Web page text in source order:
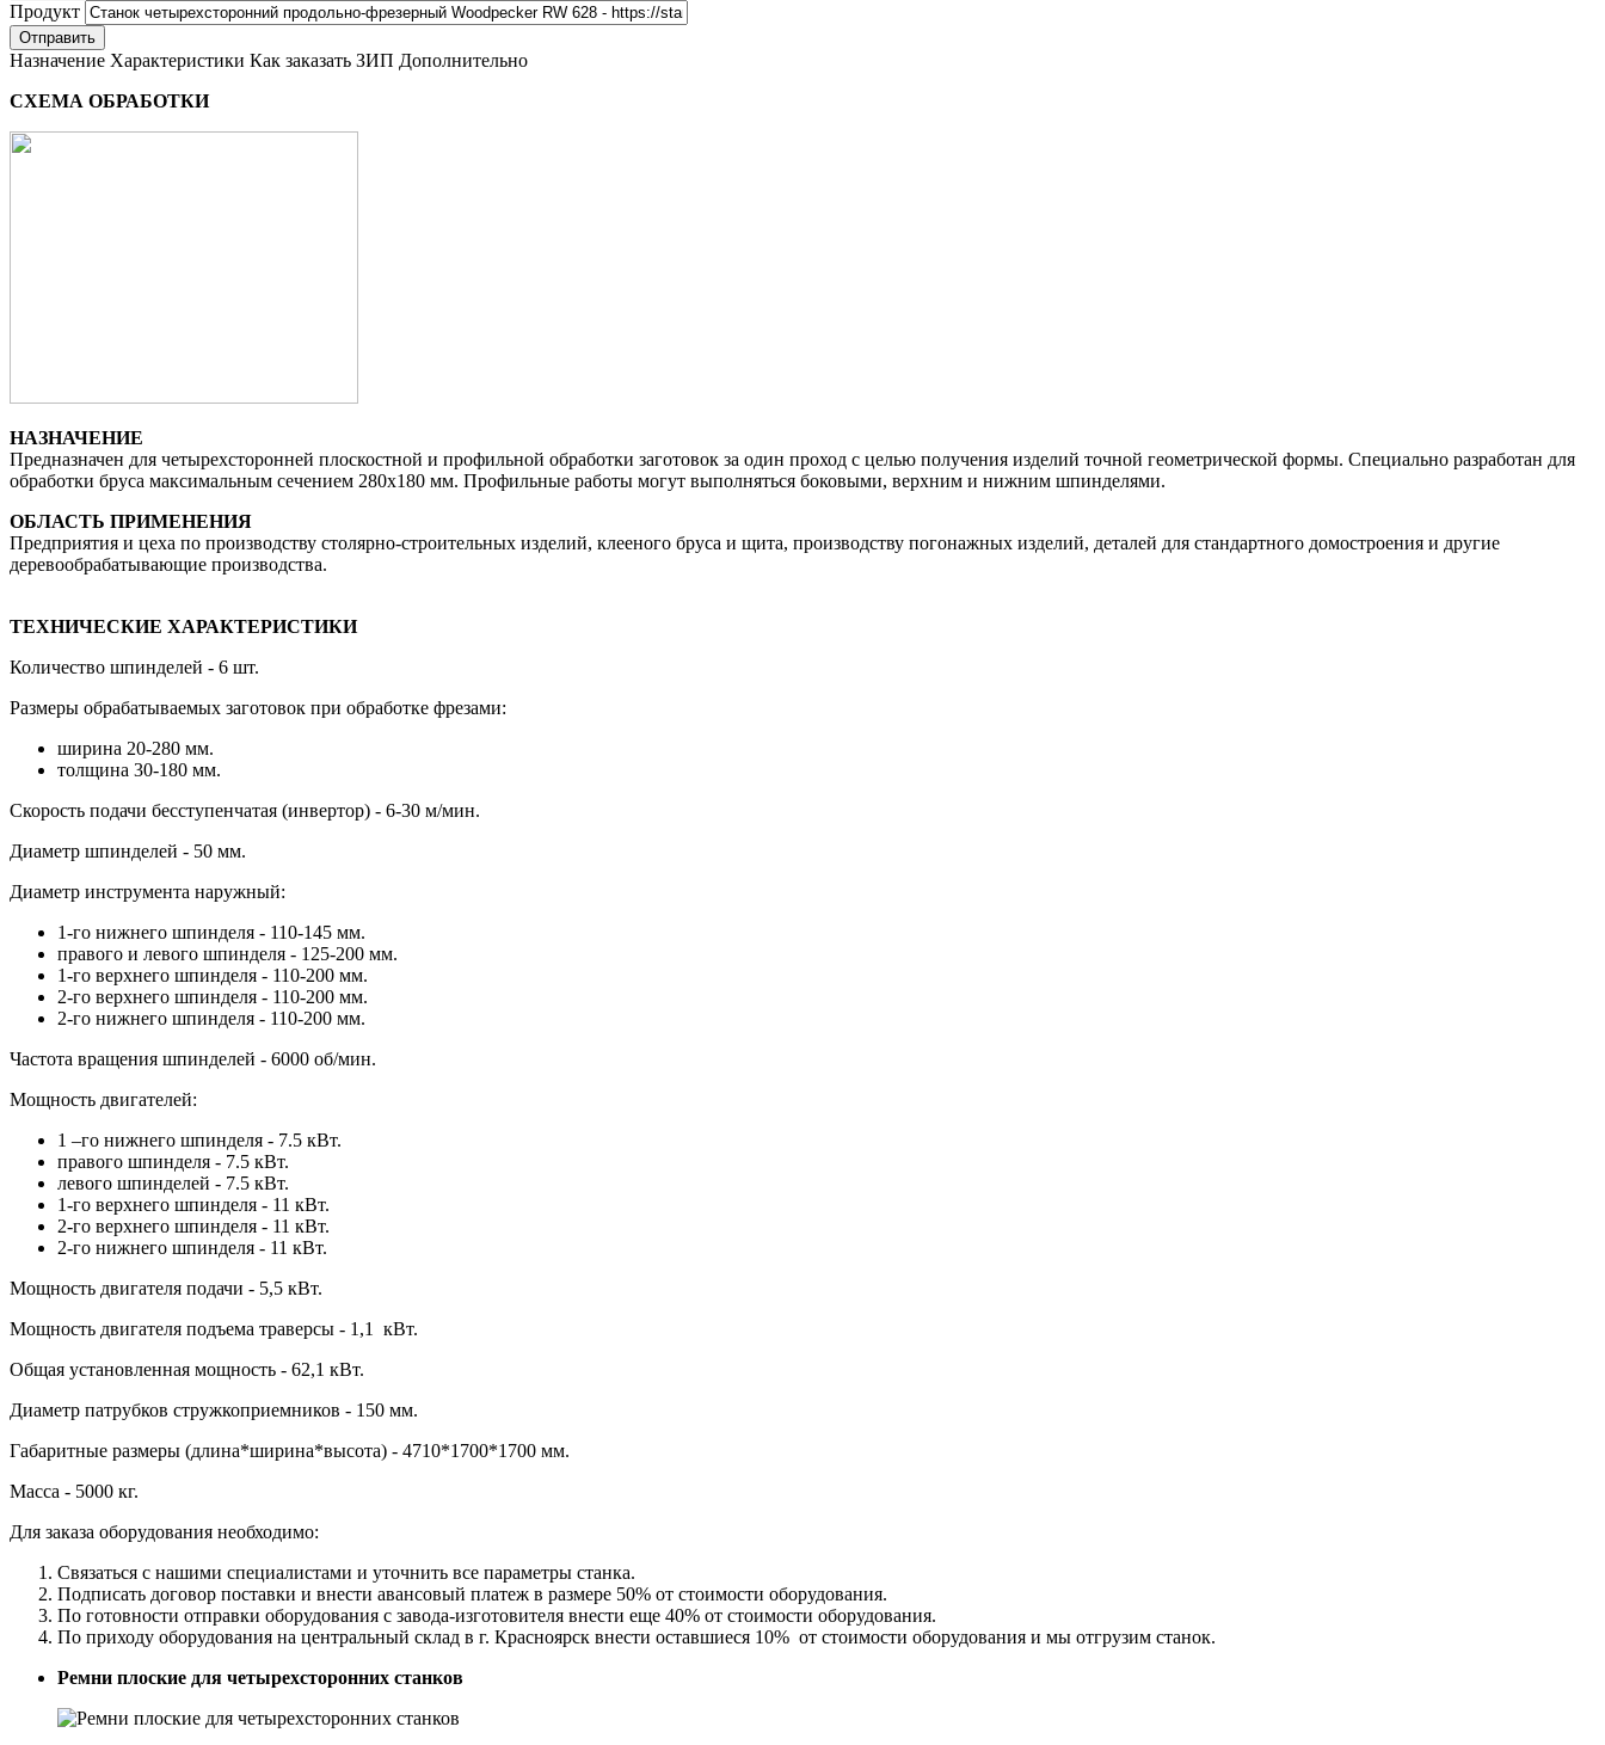
Продукт
Назначение Характеристики Как заказать ЗИП Дополнительно
СХЕМА ОБРАБОТКИ
НАЗНАЧЕНИЕ
Предназначен для четырехсторонней плоскостной и профильной обработки заготовок за один проход с целью получения изделий точной геометрической формы. Специально разработан для
обработки бруса максимальным сечением 280х180 мм. Профильные работы могут выполняться боковыми, верхним и нижним шпинделями.
ОБЛАСТЬ ПРИМЕНЕНИЯ
Предприятия и цеха по производству столярно-строительных изделий, клееного бруса и щита, производству погонажных изделий, деталей для стандартного домостроения и другие
деревообрабатывающие производства.
ТЕХНИЧЕСКИЕ ХАРАКТЕРИСТИКИ
Количество шпинделей - 6 шт.
Размеры обрабатываемых заготовок при обработке фрезами:
ширина 20-280 мм.
толщина 30-180 мм.
Скорость подачи бесступенчатая (инвертор) - 6-30 м/мин.
Диаметр шпинделей - 50 мм.
Диаметр инструмента наружный:
1-го нижнего шпинделя - 110-145 мм.
правого и левого шпинделя - 125-200 мм.
1-го верхнего шпинделя - 110-200 мм.
2-го верхнего шпинделя - 110-200 мм.
2-го нижнего шпинделя - 110-200 мм.
Частота вращения шпинделей - 6000 об/мин.
Мощность двигателей:
1 –го нижнего шпинделя - 7.5 кВт.
правого шпинделя - 7.5 кВт.
левого шпинделей - 7.5 кВт.
1-го верхнего шпинделя - 11 кВт.
2-го верхнего шпинделя - 11 кВт.
2-го нижнего шпинделя - 11 кВт.
Мощность двигателя подачи - 5,5 кВт.
Мощность двигателя подъема траверсы - 1,1 кВт.
Общая установленная мощность - 62,1 кВт.
Диаметр патрубков стружкоприемников - 150 мм.
Габаритные размеры (длина*ширина*высота) - 4710*1700*1700 мм.
Масса - 5000 кг.
Для заказа оборудования необходимо:
Связаться с нашими специалистами и уточнить все параметры станка.
Подписать договор поставки и внести авансовый платеж в размере 50% от стоимости оборудования.
По готовности отправки оборудования с завода-изготовителя внести еще 40% от стоимости оборудования.
По приходу оборудования на центральный склад в г. Красноярск внести оставшиеся 10% от стоимости оборудования и мы отгрузим станок.
Ремни плоские для четырехсторонних станков